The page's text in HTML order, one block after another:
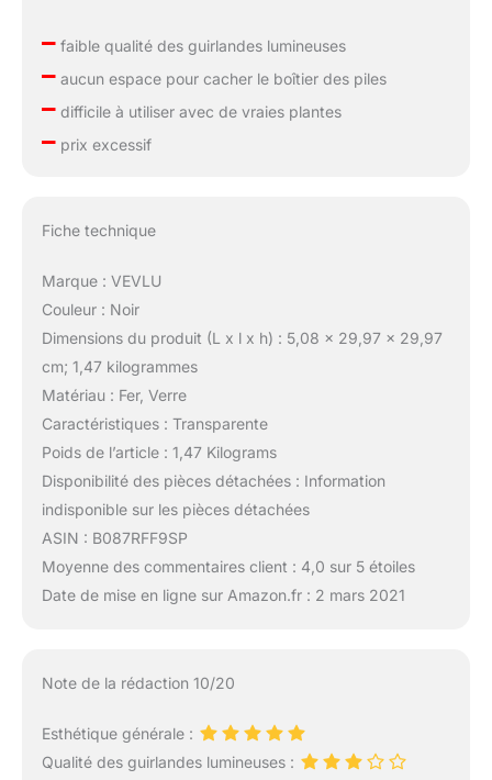
–faible qualité des guirlandes lumineuses
–aucun espace pour cacher le boîtier des piles
–difficile à utiliser avec de vraies plantes
–prix excessif
Fiche technique
Marque : VEVLU
Couleur : Noir
Dimensions du produit (L x l x h) : 5,08 x 29,97 x 29,97
cm; 1,47 kilogrammes
Matériau : Fer, Verre
Caractéristiques : Transparente
Poids de l’article : 1,47 Kilograms
Disponibilité des pièces détachées : Information
indisponible sur les pièces détachées
ASIN : B087RFF9SP
Moyenne des commentaires client : 4,0 sur 5 étoiles
Date de mise en ligne sur Amazon.fr : 2 mars 2021
Note de la rédaction 10/20
Esthétique générale :
Qualité des guirlandes lumineuses :